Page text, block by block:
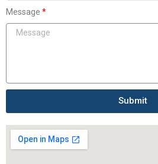
Message
Submit